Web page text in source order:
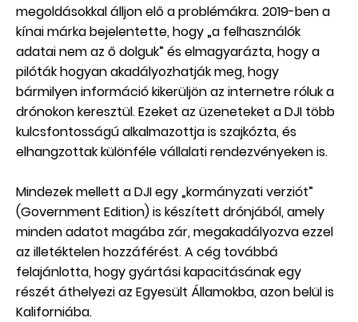
megoldásokkal álljon elő a problémákra. 2019-ben a
kínai márka bejelentette, hogy „a felhasználók
adatai nem az ő dolguk” és elmagyarázta, hogy a
pilóták hogyan akadályozhatják meg, hogy
bármilyen információ kikerüljön az internetre róluk a
drónokon keresztül. Ezeket az üzeneteket a DJI több
kulcsfontosságú alkalmazottja is szajkózta, és
elhangzottak különféle vállalati rendezvényeken is.
Mindezek mellett a DJI egy „kormányzati verziót”
(Government Edition) is készített drónjából, amely
minden adatot magába zár, megakadályozva ezzel
az illetéktelen hozzáférést. A cég továbbá
felajánlotta, hogy gyártási kapacitásának egy
részét áthelyezi az Egyesült Államokba, azon belül is
Kaliforniába.